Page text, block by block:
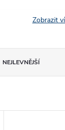
Zobrazit
NEJLEVNĚJŠÍ